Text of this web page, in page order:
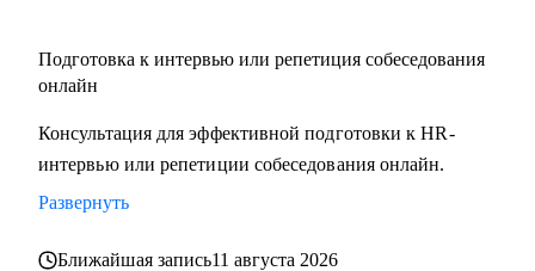
Подготовка к интервью или репетиция собеседования
онлайн
Консультация для эффективной подготовки к HR-
интервью или репетиции собеседования онлайн.
Развернуть
Ближайшая запись11 августа 2026